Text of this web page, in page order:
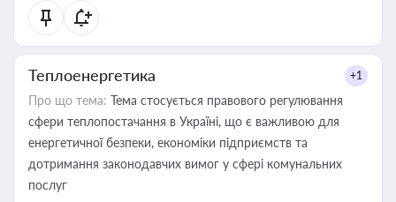
Теплоенергетика +1
Про що тема: Тема стосується правового регулювання
сфери теплопостачання в Україні, що є важливою для
енергетичної безпеки, економіки підприємств та
дотримання законодавчих вимог у сфері комунальних
послуг